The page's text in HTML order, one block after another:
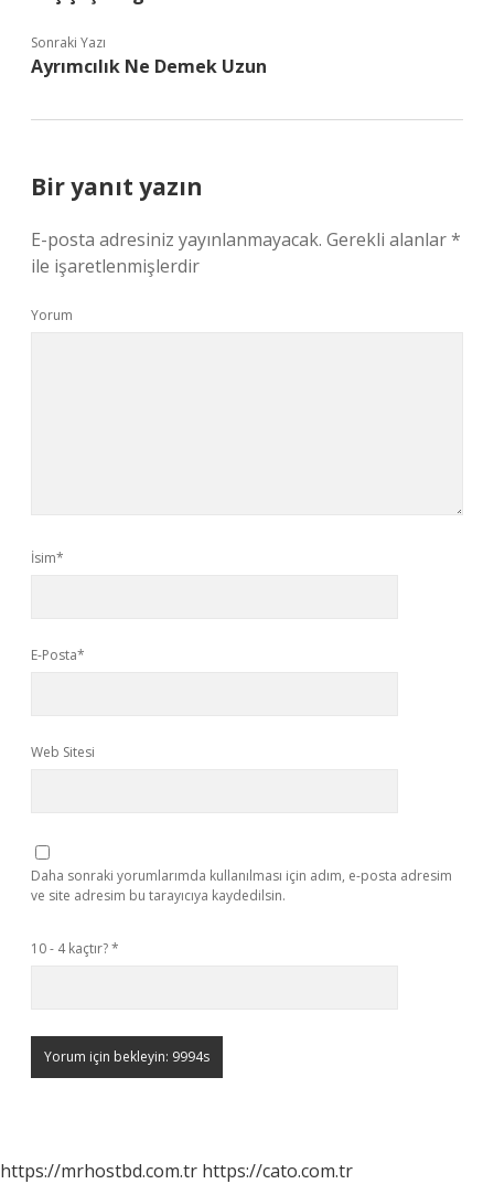
Sonraki Yazı
Ayrımcılık Ne Demek Uzun
Bir yanıt yazın
E-posta adresiniz yayınlanmayacak. Gerekli alanlar*
ile işaretlenmişlerdir
Yorum
İsim*
E-Posta*
Web Sitesi
Daha sonraki yorumlarımda kullanılması için adım, e-posta adresim
ve site adresim bu tarayıcıya kaydedilsin.
10 - 4 kaçtır?*
https://mrhostbd.com.tr https://cato.com.tr